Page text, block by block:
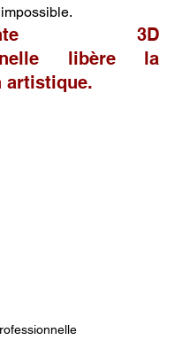
3D
libère la
artistique.